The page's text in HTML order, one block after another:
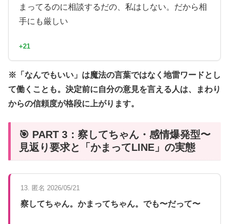
まってるのに相談するだの、私はしない。だから相
手にも厳しい
+21
※「なんでもいい」は魔法の言葉ではなく地雷ワードとし
て働くことも。決定前に自分の意見を言える人は、まわり
からの信頼度が格段に上がります。
🎯 PART 3：察してちゃん・感情爆発型〜
見返り要求と「かまってLINE」の実態
13. 匿名 2026/05/21
察してちゃん。かまってちゃん。でも〜だって〜